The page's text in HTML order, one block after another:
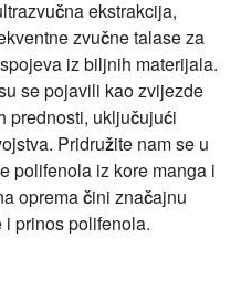
ekstrakcija,
zvučne talase za
iz biljnih materijala.
se pojavili kao zvijezde
prednosti, uključujući
Pridružite nam se u
polifenola iz kore manga i
oprema čini značajnu
prinos polifenola.